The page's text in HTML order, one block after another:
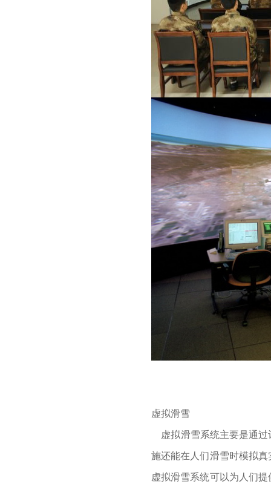
虚拟滑雪
虚拟滑雪系统主要是通过
施还能在人们滑雪时模拟
虚拟滑雪系统可以为人们